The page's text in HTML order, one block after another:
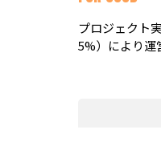
プロジェクト
5%）により運